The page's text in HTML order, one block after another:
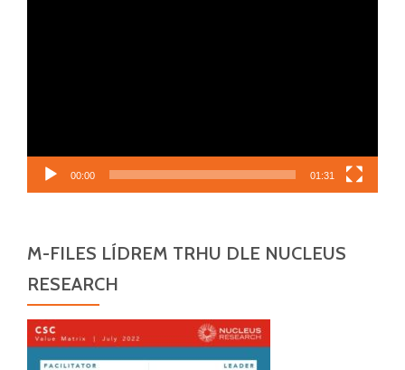
00:00 01:31
M-FILES LÍDREM TRHU DLE NUCLEUS
RESEARCH